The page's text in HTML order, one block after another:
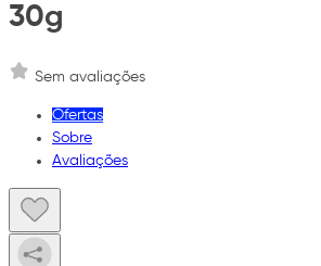
30g
Sem avaliações
Ofertas
Sobre
Avaliações